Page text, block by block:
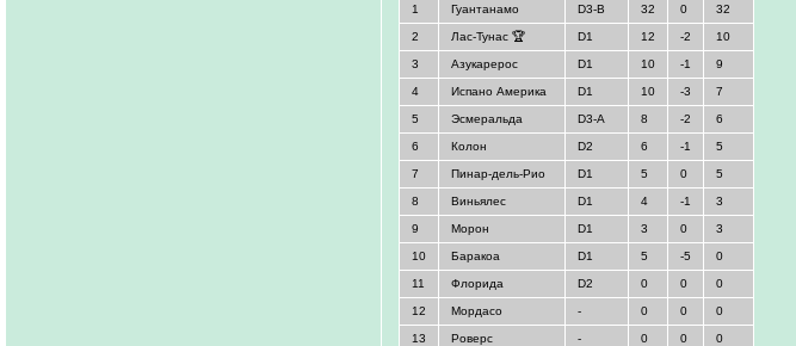
1 Гуантанамо D3-B 32 0 32
2 Лас-Тунас 🏆 D1 12 -2 10
3 Азукарерос D1 10 -1 9
4 Испано Америка D1 10 -3 7
5 Эсмеральда D3-A 8 -2 6
6 Колон D2 6 -1 5
7 Пинар-дель-Рио D1 5 0 5
8 Виньялес D1 4 -1 3
9 Морон D1 3 0 3
10 Баракоа D1 5 -5 0
11 Флорида D2 0 0 0
12 Мордасо - 0 0 0
13 Роверс - 0 0 0